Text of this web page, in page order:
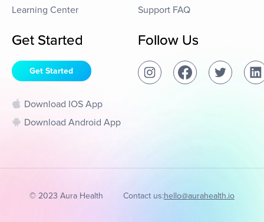
Learning Center
Support FAQ
Get Started
Get Started
Download IOS App
Download Android App
Follow Us
© 2023 Aura Health Contact us:hello@aurahealth.io